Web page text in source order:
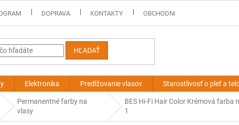
DOPRAVA KONTAKTY OBCHODNÉ PODMIENKY
HĽADAŤ
Elektronika Predlžovanie vlasov Starostlivosť o pleť a
Permanentné farby na
vlasy
BES Hi-Fi Hair Color Krémová farba
1